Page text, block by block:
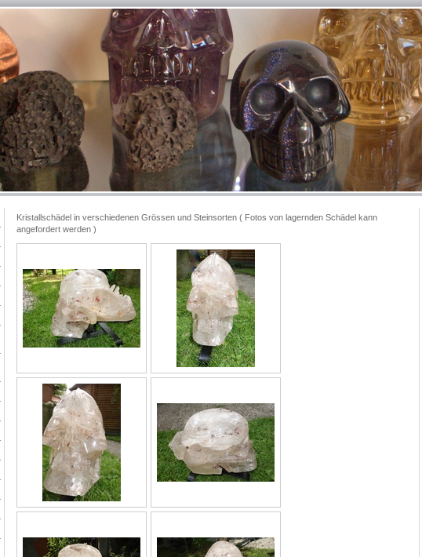
Kristallschädel in verschiedenen Grössen und Steinsorten ( Fotos von lagernden Schädel kann
angefordert werden )